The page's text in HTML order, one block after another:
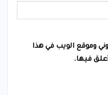
وموقع الويب في هذا
فيها.